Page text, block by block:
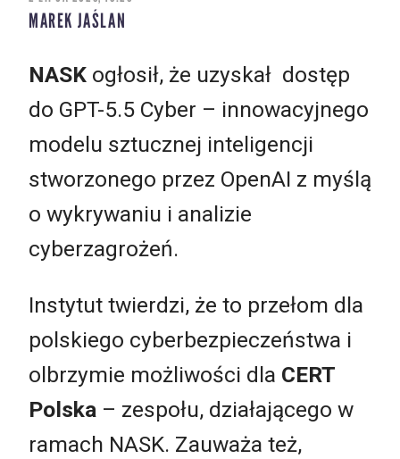
MAREK JAŚLAN
NASK ogłosił, że uzyskał dostęp
do GPT-5.5 Cyber – innowacyjnego
modelu sztucznej inteligencji
stworzonego przez OpenAI z myślą
o wykrywaniu i analizie
cyberzagrożeń.
Instytut twierdzi, że to przełom dla
polskiego cyberbezpieczeństwa i
olbrzymie możliwości dla CERT
Polska – zespołu, działającego w
ramach NASK. Zauważa też,